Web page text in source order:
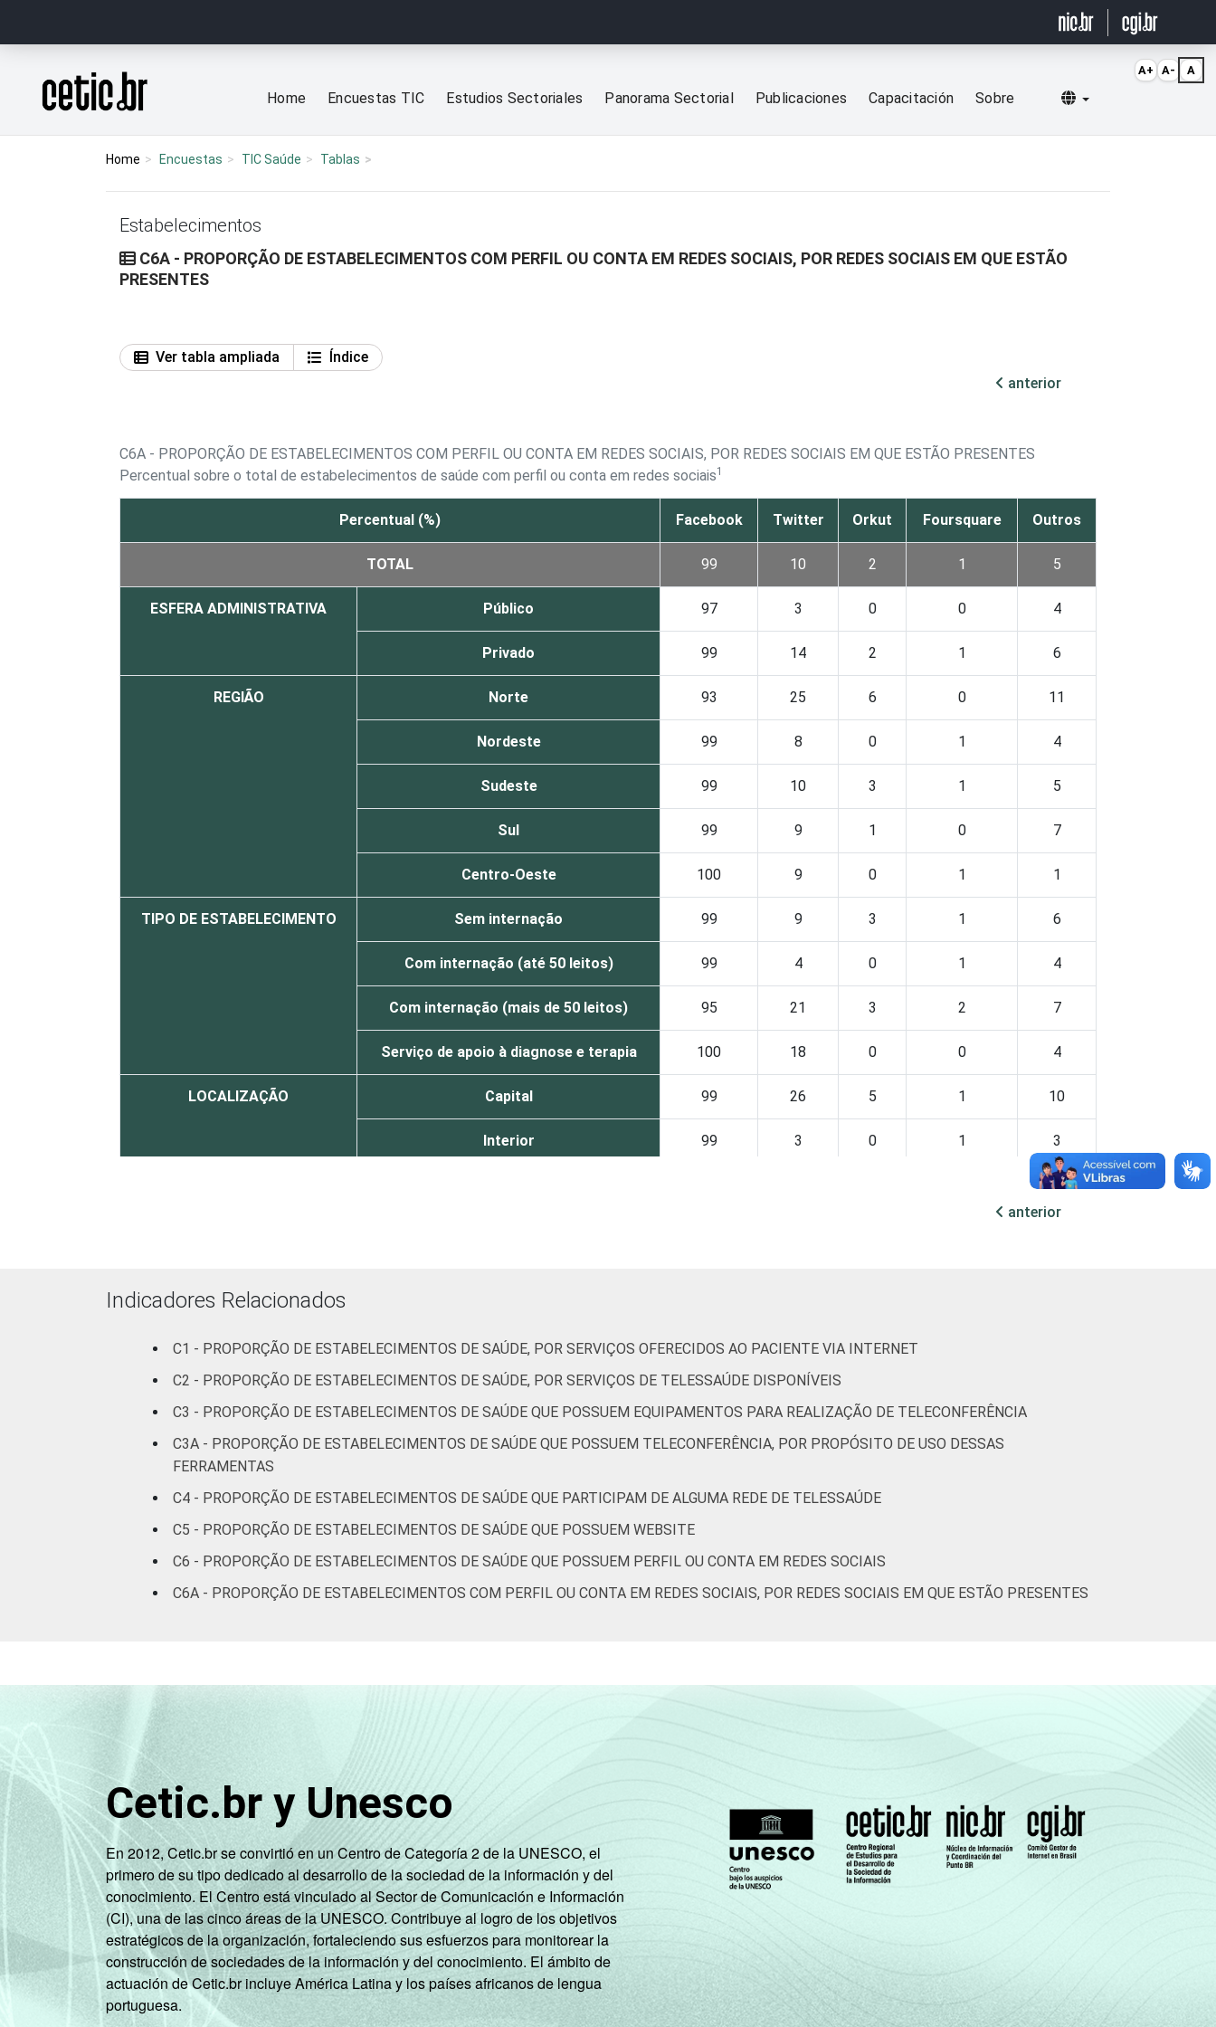
Página inicial
Home Encuestas TIC Estudios Sectoriales Panorama Sectorial Publicaciones Capacitación Sobre Selecionar idioma
Home Encuestas TIC Saúde Tablas
Estabelecimentos
C6A - PROPORÇÃO DE ESTABELECIMENTOS COM PERFIL OU CONTA EM REDES SOCIAIS, POR REDES SOCIAIS EM QUE ESTÃO
PRESENTES
Ver tabla ampliada
Índice
anterior
C6A - PROPORÇÃO DE ESTABELECIMENTOS COM PERFIL OU CONTA EM REDES SOCIAIS, POR REDES SOCIAIS EM QUE ESTÃO PRESENTES
Percentual sobre o total de estabelecimentos de saúde com perfil ou conta em redes sociais1
Percentual (%) Facebook Twitter Orkut Foursquare Outros
TOTAL 99 10 2 1 5
ESFERA ADMINISTRATIVA Público 97 3 0 0 4
Privado 99 14 2 1 6
REGIÃO Norte 93 25 6 0 11
Nordeste 99 8 0 1 4
Sudeste 99 10 3 1 5
Sul 99 9 1 0 7
Centro-Oeste 100 9 0 1 1
TIPO DE ESTABELECIMENTO Sem internação 99 9 3 1 6
Com internação (até 50 leitos) 99 4 0 1 4
Com internação (mais de 50 leitos) 95 21 3 2 7
Serviço de apoio à diagnose e terapia 100 18 0 0 4
LOCALIZAÇÃO Capital 99 26 5 1 10
Interior 99 3 0 1 3
anterior
Indicadores Relacionados
C1 - PROPORÇÃO DE ESTABELECIMENTOS DE SAÚDE, POR SERVIÇOS OFERECIDOS AO PACIENTE VIA INTERNET
C2 - PROPORÇÃO DE ESTABELECIMENTOS DE SAÚDE, POR SERVIÇOS DE TELESSAÚDE DISPONÍVEIS
C3 - PROPORÇÃO DE ESTABELECIMENTOS DE SAÚDE QUE POSSUEM EQUIPAMENTOS PARA REALIZAÇÃO DE TELECONFERÊNCIA
C3A - PROPORÇÃO DE ESTABELECIMENTOS DE SAÚDE QUE POSSUEM TELECONFERÊNCIA, POR PROPÓSITO DE USO DESSAS
FERRAMENTAS
C4 - PROPORÇÃO DE ESTABELECIMENTOS DE SAÚDE QUE PARTICIPAM DE ALGUMA REDE DE TELESSAÚDE
C5 - PROPORÇÃO DE ESTABELECIMENTOS DE SAÚDE QUE POSSUEM WEBSITE
C6 - PROPORÇÃO DE ESTABELECIMENTOS DE SAÚDE QUE POSSUEM PERFIL OU CONTA EM REDES SOCIAIS
C6A - PROPORÇÃO DE ESTABELECIMENTOS COM PERFIL OU CONTA EM REDES SOCIAIS, POR REDES SOCIAIS EM QUE ESTÃO PRESENTES
Cetic.br y Unesco
En 2012, Cetic.br se convirtió en un Centro de Categoría 2 de la UNESCO, el
primero de su tipo dedicado al desarrollo de la sociedad de la información y del
conocimiento. El Centro está vinculado al Sector de Comunicación e Información
(CI), una de las cinco áreas de la UNESCO. Contribuye al logro de los objetivos
estratégicos de la organización, fortaleciendo sus esfuerzos para monitorear la
construcción de sociedades de la información y del conocimiento. El ámbito de
actuación de Cetic.br incluye América Latina y los países africanos de lengua
portuguesa.
A+ A- A